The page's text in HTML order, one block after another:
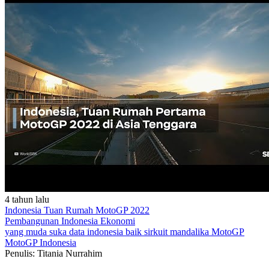
4 tahun lalu
Indonesia Tuan Rumah MotoGP 2022
Pembangunan Indonesia Ekonomi
yang muda suka data indonesia baik sirkuit mandalika MotoGP
MotoGP Indonesia
Penulis: Titania Nurrahim